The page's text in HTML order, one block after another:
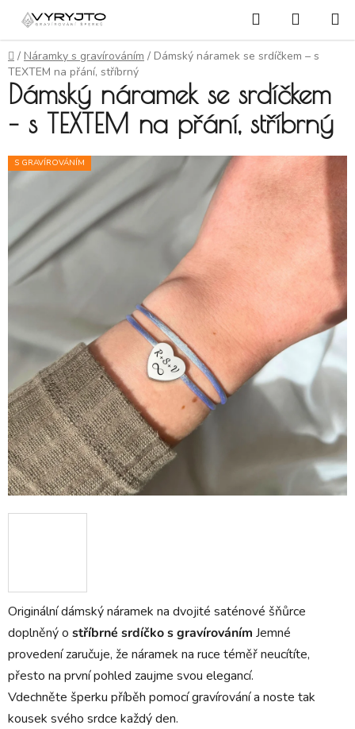
Přejít na obsah Hledat
Domů
/ Náramky s gravírováním / Dámský náramek se srdíčkem – s
TEXTEM na přání, stříbrný
Originální dámský náramek na dvojité saténové šňůrce
doplněný o stříbrné srdíčko sgravírováním Jemné
provedení zaručuje, že náramek na ruce téměř neucítíte,
přesto na první pohled zaujme svou elegancí.
Vdechněte šperku příběh pomocí gravírování a noste tak
kousek svého srdce každý den.
Dámský náramek se srdíčkem
– s TEXTEM na přání, stříbrný
S GRAVÍROVÁNÍM